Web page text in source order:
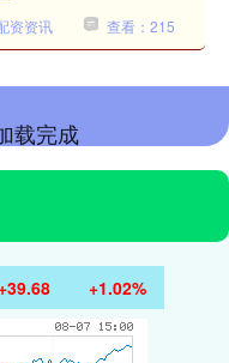
资资讯 查看：215
载完成
+1.02%